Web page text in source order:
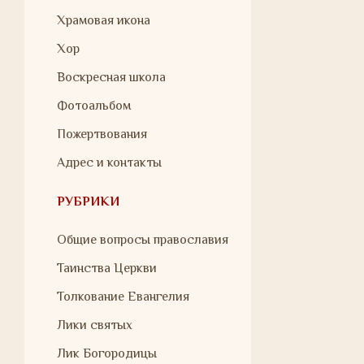
Храмовая икона
Хор
Воскресная школа
Фотоальбом
Пожертвования
Адрес и контакты
РУБРИКИ
Общие вопросы православия
Таинства Церкви
Толкование Евангелия
Лики святых
Лик Богородицы